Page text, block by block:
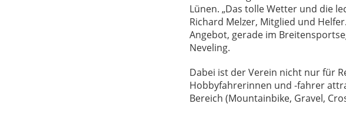
Lünen. „Das tolle Wetter und die
Richard Melzer, Mitglied und
Angebot, gerade im
Neveling.
Dabei ist der Verein nicht nur für
Hobbyfahrerinnen und -fahrer
Bereich (Mountainbike, Gravel,